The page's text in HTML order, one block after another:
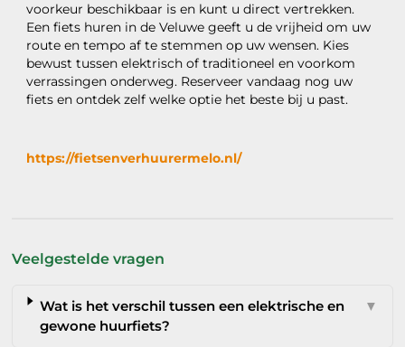
voorkeur beschikbaar is en kunt u direct vertrekken.
Een fiets huren in de Veluwe geeft u de vrijheid om uw
route en tempo af te stemmen op uw wensen. Kies
bewust tussen elektrisch of traditioneel en voorkom
verrassingen onderweg. Reserveer vandaag nog uw
fiets en ontdek zelf welke optie het beste bij u past.
https://fietsenverhuurermelo.nl/
Veelgestelde vragen
Wat is het verschil tussen een elektrische en
gewone huurfiets?
▼